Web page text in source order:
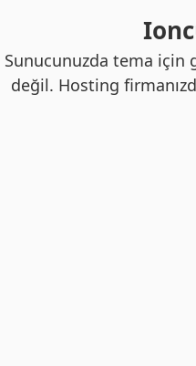
Sunucunuzda tema için
değil. Hosting